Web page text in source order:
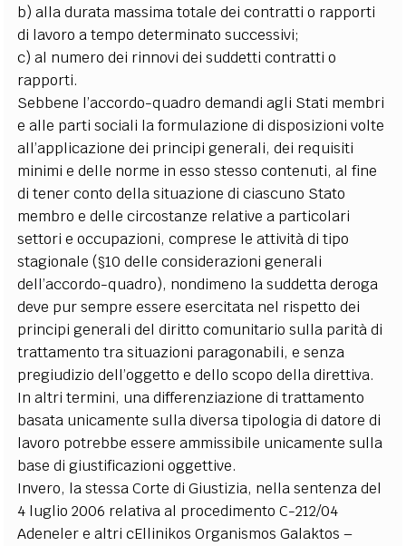
b) alla durata massima totale dei contratti o rapporti
di lavoro a tempo determinato successivi;
c) al numero dei rinnovi dei suddetti contratti o
rapporti.
Sebbene l’accordo-quadro demandi agli Stati membri
e alle parti sociali la formulazione di disposizioni volte
all’applicazione dei principi generali, dei requisiti
minimi e delle norme in esso stesso contenuti, al fine
di tener conto della situazione di ciascuno Stato
membro e delle circostanze relative a particolari
settori e occupazioni, comprese le attività di tipo
stagionale (§10 delle considerazioni generali
dell’accordo-quadro), nondimeno la suddetta deroga
deve pur sempre essere esercitata nel rispetto dei
principi generali del diritto comunitario sulla parità di
trattamento tra situazioni paragonabili, e senza
pregiudizio dell’oggetto e dello scopo della direttiva.
In altri termini, una differenziazione di trattamento
basata unicamente sulla diversa tipologia di datore di
lavoro potrebbe essere ammissibile unicamente sulla
base di giustificazioni oggettive.
Invero, la stessa Corte di Giustizia, nella sentenza del
4 luglio 2006 relativa al procedimento C-212/04
Adeneler e altri cEllinikos Organismos Galaktos –